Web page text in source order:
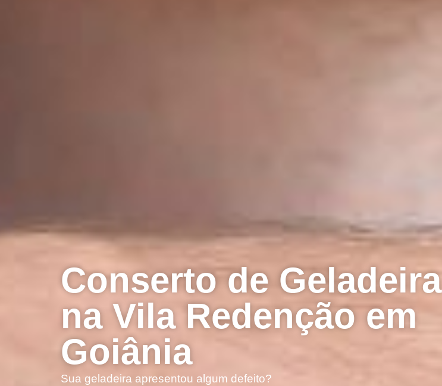
Conserto de Geladeira
na Vila Redenção em
Goiânia
Sua geladeira apresentou algum defeito?